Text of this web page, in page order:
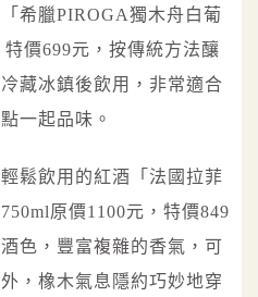
希臘PIROGA獨木舟白葡
價699元，按傳統方法釀
藏冰鎮後飲用，非常適合
一起品味。
鬆飲用的紅酒「法國拉菲
原價1100元，特價849
色，豐富複雜的香氣，可
，橡木氣息隱約巧妙地穿